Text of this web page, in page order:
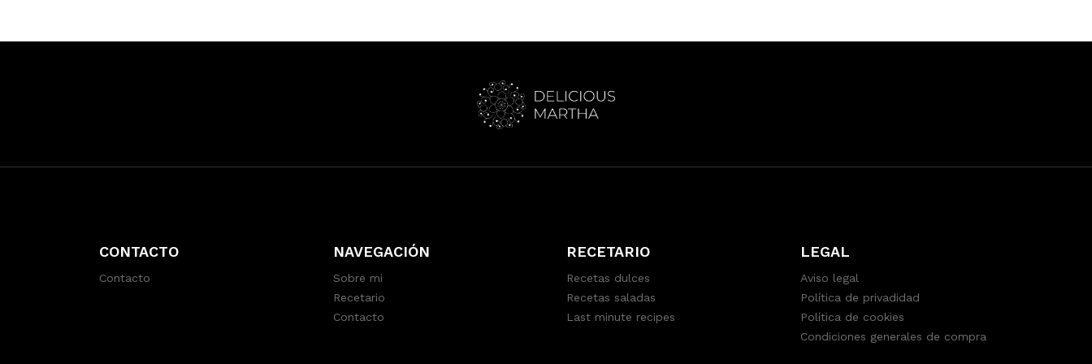
CONTACTO
Contacto
NAVEGACIÓN
Sobre mi
Recetario
Contacto
RECETARIO
Recetas dulces
Recetas saladas
Last minute recipes
LEGAL
Aviso legal
Política de privadidad
Política de cookies
Condiciones generales de compra